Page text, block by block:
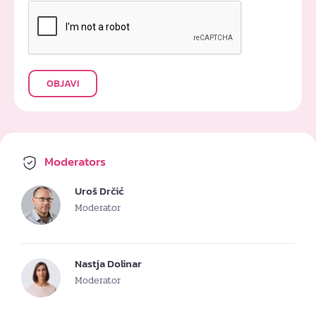
OBJAVI
Moderators
Uroš Drčić
Moderator
Nastja Dolinar
Moderator